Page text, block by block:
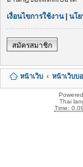
เงื่อนไขการใช้งาน| นโ
สมัครสมาชิก
หน้าเว็บ หน้าเว็บบ
Thai
Time: